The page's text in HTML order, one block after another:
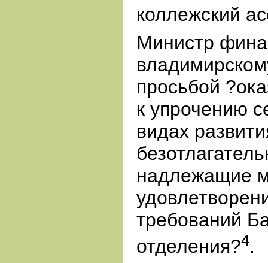
коллежский
Министр
просьбой
к упрочению
видах
надлежащие
требований
отделения?4.